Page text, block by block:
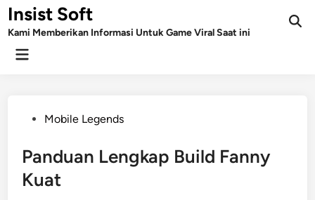
Skip
toInsist Soft
Kami Memberikan Informasi Untuk Game Viral Saat ini
Main
PostedMobile Legends
Panduan Lengkap Build Fanny
Kuat